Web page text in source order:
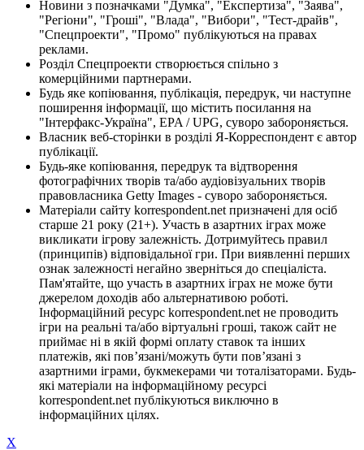
Новини з позначками "Думка", "Експертиза", "Заява",
"Регіони", "Гроші", "Влада", "Вибори", "Тест-драйв",
"Спецпроекти", "Промо" публікуються на правах
реклами.
Розділ Спецпроекти створюється спільно з
комерційними партнерами.
Будь яке копіювання, публікація, передрук, чи наступне
поширення інформації, що містить посилання на
"Інтерфакс-Україна", EPA / UPG, суворо забороняється.
Власник веб-сторінки в розділі Я-Корреспондент є автор
публікації.
Будь-яке копіювання, передрук та відтворення
фотографічних творів та/або аудіовізуальних творів
правовласника Getty Images - суворо забороняється.
Матеріали сайту korrespondent.net призначені для осіб
старше 21 року (21+). Участь в азартних іграх може
викликати ігрову залежність. Дотримуйтесь правил
(принципів) відповідальної гри. При виявленні перших
ознак залежності негайно зверніться до спеціаліста.
Пам'ятайте, що участь в азартних іграх не може бути
джерелом доходів або альтернативою роботі.
Інформаційний ресурс korrespondent.net не проводить
ігри на реальні та/або віртуальні гроші, також сайт не
приймає ні в якій формі оплату ставок та інших
платежів, які пов’язані/можуть бути пов’язані з
азартними іграми, букмекерами чи тоталізаторами. Будь-
які матеріали на інформаційному ресурсі
korrespondent.net публікуються виключно в
інформаційних цілях.
X